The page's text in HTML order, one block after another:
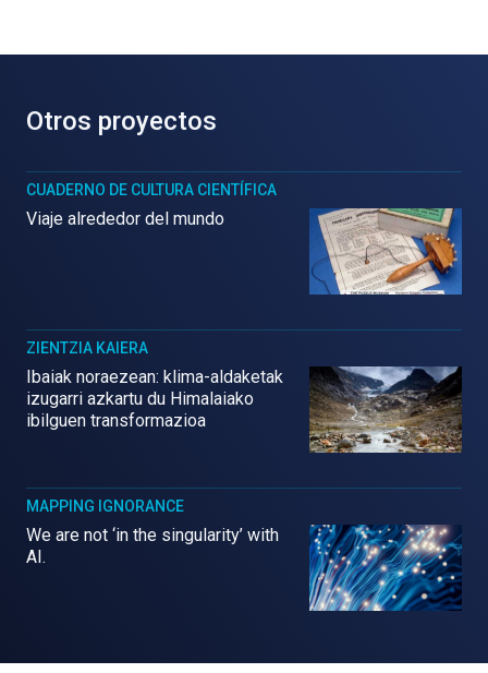
Otros proyectos
CUADERNO DE CULTURA CIENTÍFICA
Viaje alrededor del mundo
ZIENTZIA KAIERA
Ibaiak noraezean: klima-aldaketak
izugarri azkartu du Himalaiako
ibilguen transformazioa
MAPPING IGNORANCE
We are not ‘in the singularity’ with
AI.